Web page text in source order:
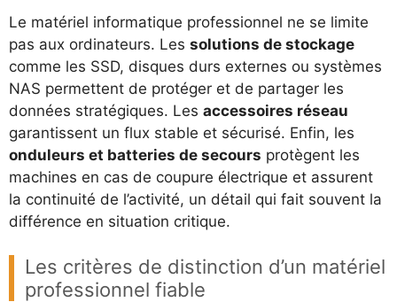
Le matériel informatique professionnel ne se limite
pas aux ordinateurs. Les solutions de stockage
comme les SSD, disques durs externes ou systèmes
NAS permettent de protéger et de partager les
données stratégiques. Les accessoires réseau
garantissent un flux stable et sécurisé. Enfin, les
onduleurs et batteries de secours protègent les
machines en cas de coupure électrique et assurent
la continuité de l’activité, un détail qui fait souvent la
différence en situation critique.
Les critères de distinction d’un matériel
professionnel fiable